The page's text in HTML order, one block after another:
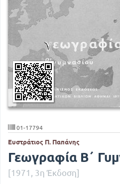
01-17794
Ευστράτιος Π. Παπάνης
Γεωγραφία Β΄
[1971, 3η Έκδοση]